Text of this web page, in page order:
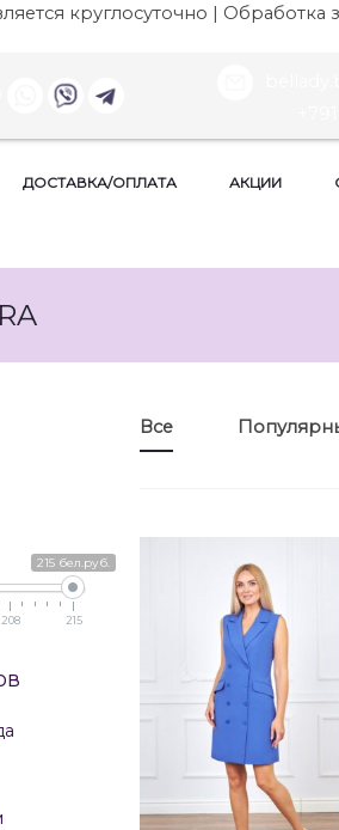
круглосуточно | Обработка
ДОСТАВКА/ОПЛАТА АКЦИИ
Все
215 бел.руб.
208 215